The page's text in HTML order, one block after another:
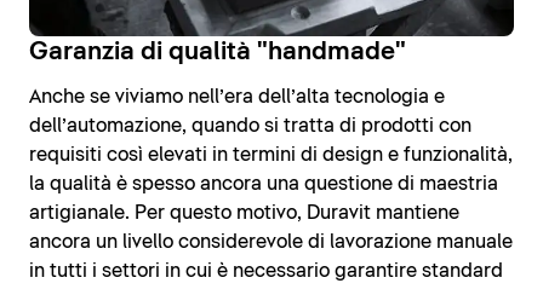
Garanzia di qualità "handmade"
Anche se viviamo nell’era dell’alta tecnologia e
dell’automazione, quando si tratta di prodotti con
requisiti così elevati in termini di design e funzionalità,
la qualità è spesso ancora una questione di maestria
artigianale. Per questo motivo, Duravit mantiene
ancora un livello considerevole di lavorazione manuale
in tutti i settori in cui è necessario garantire standard